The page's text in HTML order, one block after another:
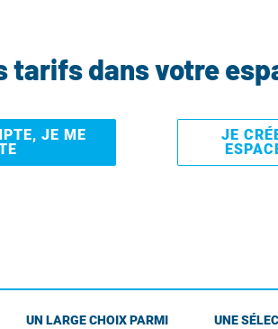
tarifs dans votre
JE ME
JE
UN LARGE CHOIX PARMI
UNE